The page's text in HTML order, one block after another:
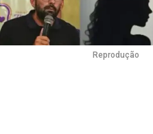
Reprodução